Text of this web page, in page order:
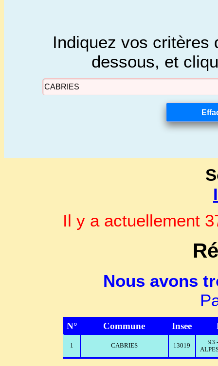
Indiquez vos critères
dessous, et
Il y a actuellement
Nous avons
N° Commune Insee
1 CABRIES 13019
93